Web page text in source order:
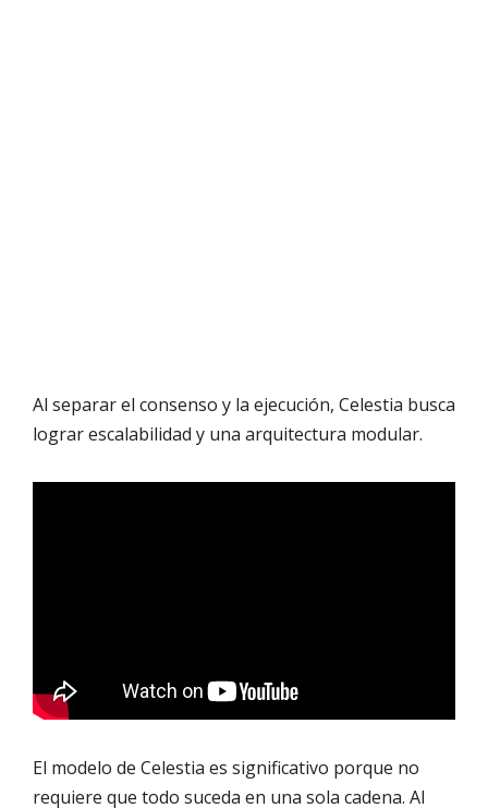
Al separar el consenso y la ejecución, Celestia busca
lograr escalabilidad y una arquitectura modular.
El modelo de Celestia es significativo porque no
requiere que todo suceda en una sola cadena. Al